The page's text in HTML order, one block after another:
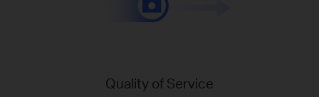
Quality of Service